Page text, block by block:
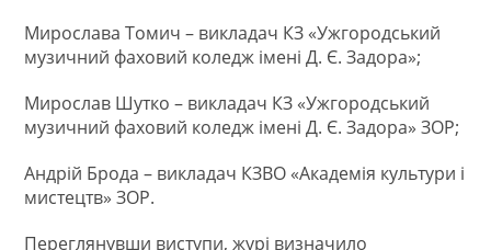
Мирослава Томич – викладач КЗ «Ужгородський
музичний фаховий коледж імені Д. Є. Задора»;
Мирослав Шутко – викладач КЗ «Ужгородський
музичний фаховий коледж імені Д. Є. Задора» ЗОР;
Андрій Брода – викладач КЗВО «Академія культури і
мистецтв» ЗОР.
Переглянувши виступи, журі визначило